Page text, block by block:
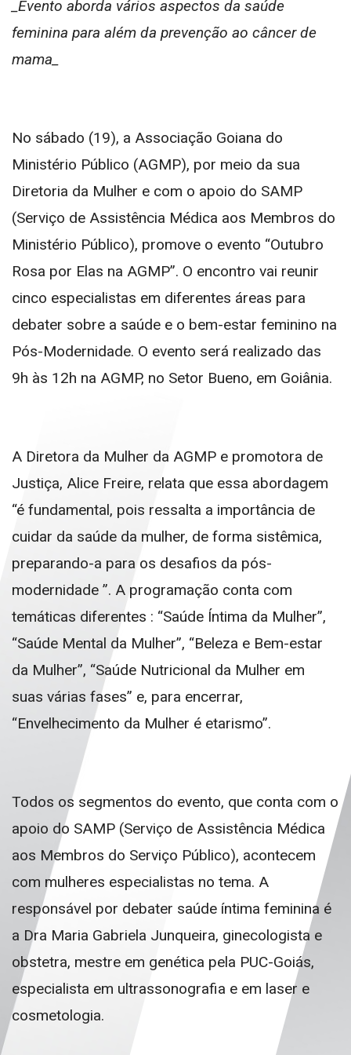
_Evento aborda vários aspectos da saúde
feminina para além da prevenção ao câncer de
mama_
No sábado (19), a Associação Goiana do
Ministério Público (AGMP), por meio da sua
Diretoria da Mulher e com o apoio do SAMP
(Serviço de Assistência Médica aos Membros do
Ministério Público), promove o evento “Outubro
Rosa por Elas na AGMP”. O encontro vai reunir
cinco especialistas em diferentes áreas para
debater sobre a saúde e o bem-estar feminino na
Pós-Modernidade. O evento será realizado das
9h às 12h na AGMP, no Setor Bueno, em Goiânia.
A Diretora da Mulher da AGMP e promotora de
Justiça, Alice Freire, relata que essa abordagem
“é fundamental, pois ressalta a importância de
cuidar da saúde da mulher, de forma sistêmica,
preparando-a para os desafios da pós-
modernidade ”. A programação conta com
temáticas diferentes : “Saúde Íntima da Mulher”,
“Saúde Mental da Mulher”, “Beleza e Bem-estar
da Mulher”, “Saúde Nutricional da Mulher em
suas várias fases” e, para encerrar,
“Envelhecimento da Mulher é etarismo”.
Todos os segmentos do evento, que conta com o
apoio do SAMP (Serviço de Assistência Médica
aos Membros do Serviço Público), acontecem
com mulheres especialistas no tema. A
responsável por debater saúde íntima feminina é
a Dra Maria Gabriela Junqueira, ginecologista e
obstetra, mestre em genética pela PUC-Goiás,
especialista em ultrassonografia e em laser e
cosmetologia.